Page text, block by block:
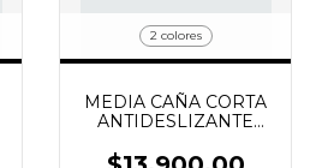
2 colores
MEDIA CAÑA CORTA
ANTIDESLIZANTE